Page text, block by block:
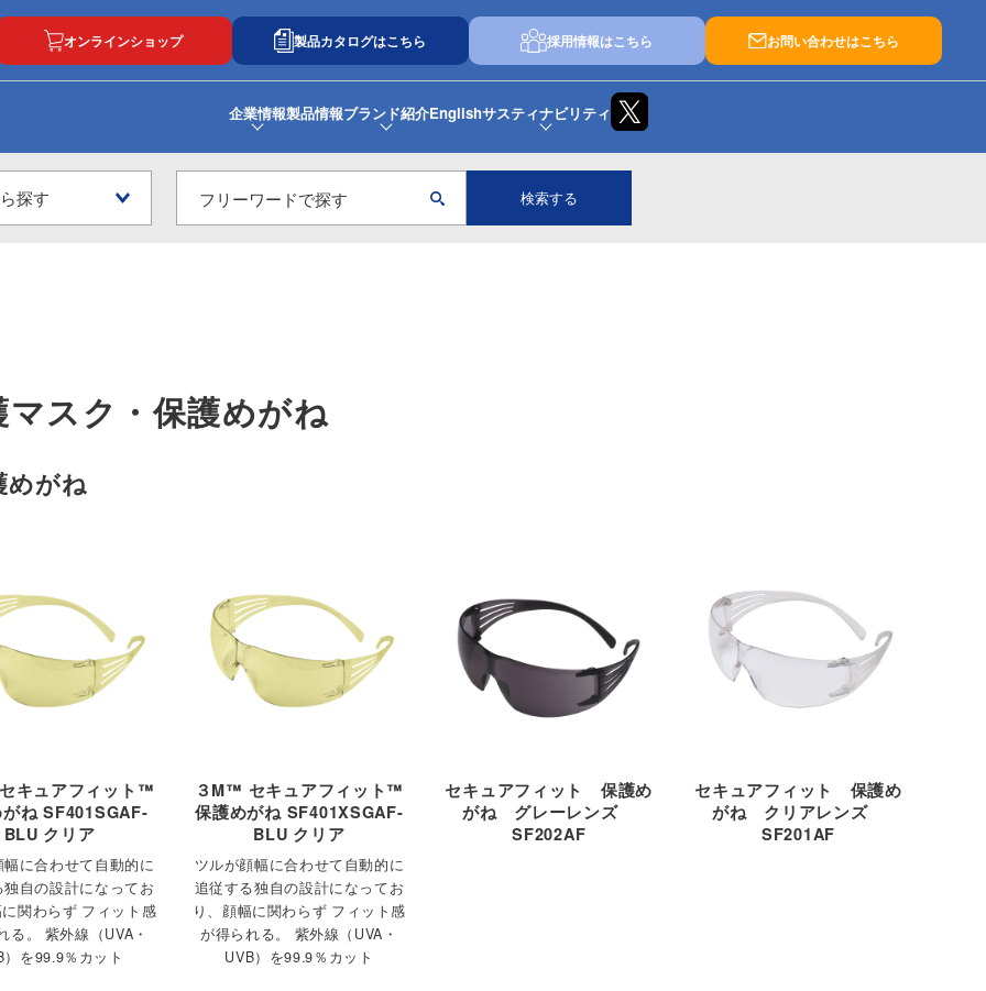
オンラインショップ 製品カタログはこちら 採用情報はこちら お問い合わせはこちら
企業情報製品情報ブランド紹介Englishサスティナビリティ
検索する
マスク・保護めがね
めがね
キュアフィット™
ね SF401SGAF-
BLU クリア
に合わせて自動的に
自の設計になってお
関わらず フィット感
る。 紫外線（UVA・
）を99.9％カット
３M™ セキュアフィット™
保護めがね SF401XSGAF-
BLU クリア
ツルが顔幅に合わせて自動的に
追従する独自の設計になってお
り、顔幅に関わらず フィット感
が得られる。 紫外線（UVA・
UVB）を99.9％カット
セキュアフィット 保護め
がね グレーレンズ
SF202AF
セキュアフィット 保護め
がね クリアレンズ
SF201AF